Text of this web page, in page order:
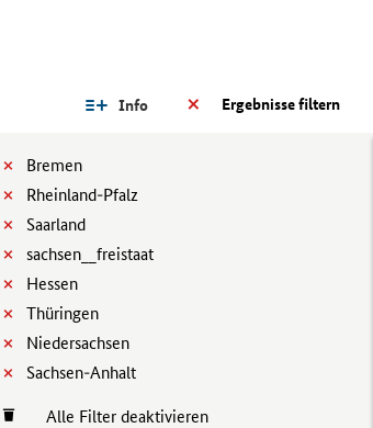
Ergebnisse filtern
Info
Bremen
Rheinland-Pfalz
Saarland
sachsen__freistaat
Hessen
Thüringen
Niedersachsen
Sachsen-Anhalt
Alle Filter deaktivieren